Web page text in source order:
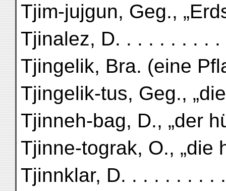
Tjim-jujgun, Geg.,
Tjinalez, D. . . . . . . . .
Tjingelik, Bra. (eine
Tjingelik-tus, Geg.,
Tjinneh-bag, D., „der
Tjinne-tograk, O., „die
Tjinnklar, D. . . . . . . . .